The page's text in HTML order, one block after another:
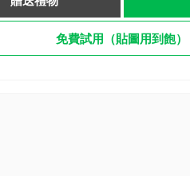
免費試用（貼圖用到飽）